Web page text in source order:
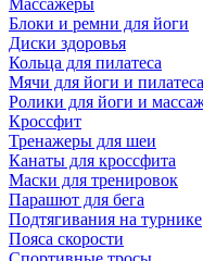
Массажеры
Блоки и ремни для йоги
Диски здоровья
Кольца для пилатеса
Мячи для йоги и пилатеса
Ролики для йоги и
Кроссфит
Тренажеры для шеи
Канаты для кроссфита
Маски для тренировок
Парашют для бега
Подтягивания на турнике
Пояса скорости